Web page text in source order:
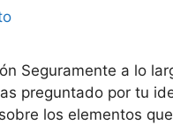
Seguramente a lo
preguntado por tu
los elementos